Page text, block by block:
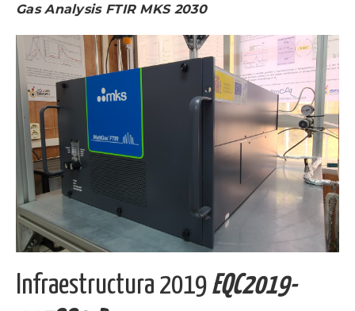
Gas Analysis FTIR MKS 2030
Infraestructura 2019 EQC2019-